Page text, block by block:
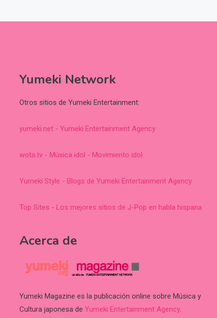
Yumeki Network
Otros sitios de Yumeki Entertainment:
yumeki.net - Yumeki Entertainment Agency
wota.tv - Música idol - Movimiento idol
Yumeki Style - Blogs de Yumeki Entertainment Agency
Top Sites - Los mejores sitios de J-Pop en habla hispana
Acerca de
Yumeki Magazine es la publicación online sobre Música y
Cultura japonesa de Yumeki Entertainment Agency.